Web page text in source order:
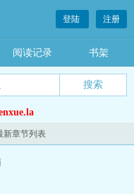
登陆 注册
阅读记录 书架
新章节列表